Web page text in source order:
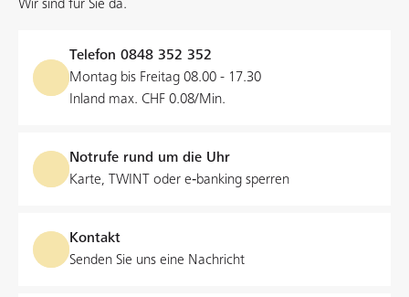
Wir sind für Sie da.
Telefon 0848 352 352
Montag bis Freitag 08.00 - 17.30
Inland max. CHF 0.08/Min.
Notrufe rund um die Uhr
Karte, TWINT oder e‑banking sperren
Kontakt
Senden Sie uns eine Nachricht